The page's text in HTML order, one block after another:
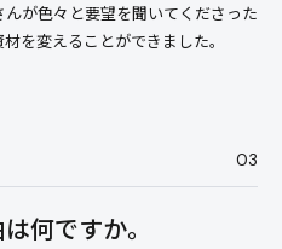
が色々と要望を聞いてくださった
を変えることができました。
03
何ですか。